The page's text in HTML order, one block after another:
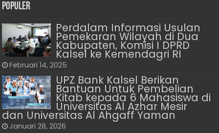
Populer
Perdalam Informasi Usulan
Pemekaran Wilayah di Dua
Kabupaten, Komisi I DPRD
Kalsel ke Kemendagri RI
Februari 14, 2025
UPZ Bank Kalsel Berikan
Bantuan Untuk Pembelian
Kitab kepada 6 Mahasiswa di
Universitas Al Azhar Mesir
dan Universitas Al Ahgaff Yaman
Januari 28, 2026